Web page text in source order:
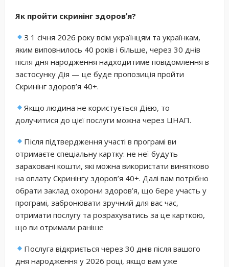
Як пройти скринінг здоровʼя?
З 1 січня 2026 року всім українцям та українкам,
яким виповнилось 40 років і більше, через 30 днів
після дня народження надходитиме повідомлення в
застосунку Дія — це буде пропозиція пройти
Скринінг здоров’я 40+.
Якщо людина не користується Дією, то
долучитися до цієї послуги можна через ЦНАП.
Після підтвердження участі в програмі ви
отримаєте спеціальну картку: не неї будуть
зараховані кошти, які можна використати винятково
на оплату Скринінгу здоров’я 40+. Далі вам потрібно
обрати заклад охорони здоров’я, що бере участь у
програмі, забронювати зручний для вас час,
отримати послугу та розрахуватись за це карткою,
що ви отримали раніше
Послуга відкриється через 30 днів після вашого
дня народження у 2026 році, якщо вам уже